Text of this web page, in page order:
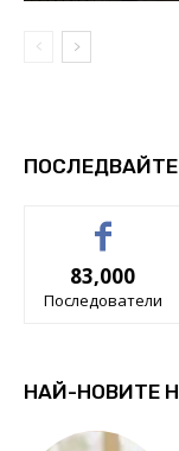
ПОСЛЕДВАЙТЕ
83,000
Последователи
НАЙ-НОВИТЕ